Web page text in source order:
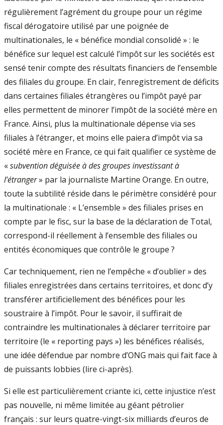
régulièrement l’agrément du groupe pour un régime
fiscal dérogatoire utilisé par une poignée de
multinationales, le « bénéfice mondial consolidé » : le
bénéfice sur lequel est calculé l’impôt sur les sociétés est
sensé tenir compte des résultats financiers de l’ensemble
des filiales du groupe. En clair, l’enregistrement de déficits
dans certaines filiales étrangères ou l’impôt payé par
elles permettent de minorer l’impôt de la société mère en
France. Ainsi, plus la multinationale dépense via ses
filiales à l’étranger, et moins elle paiera d’impôt via sa
société mère en France, ce qui fait qualifier ce système de
«subvention déguisée à des groupes investissant à
l’étranger» par la journaliste Martine Orange. En outre,
toute la subtilité réside dans le périmètre considéré pour
la multinationale : « L’ensemble » des filiales prises en
compte par le fisc, sur la base de la déclaration de Total,
correspond-il réellement à l’ensemble des filiales ou
entités économiques que contrôle le groupe ?
Car techniquement, rien ne l’empêche « d’oublier » des
filiales enregistrées dans certains territoires, et donc d’y
transférer artificiellement des bénéfices pour les
soustraire à l’impôt. Pour le savoir, il suffirait de
contraindre les multinationales à déclarer territoire par
territoire (le « reporting pays ») les bénéfices réalisés,
une idée défendue par nombre d’ONG mais qui fait face à
de puissants lobbies (lire ci-après).
Si elle est particulièrement criante ici, cette injustice n’est
pas nouvelle, ni même limitée au géant pétrolier
français : sur leurs quatre-vingt-six milliards d’euros de